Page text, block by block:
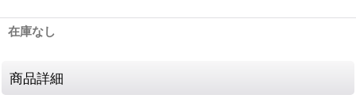
在庫なし
商品詳細